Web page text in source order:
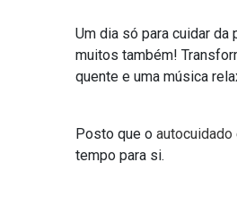
Um dia só para cuidar da
muitos também!
quente e uma música
Posto que o autocuidado
tempo para si.